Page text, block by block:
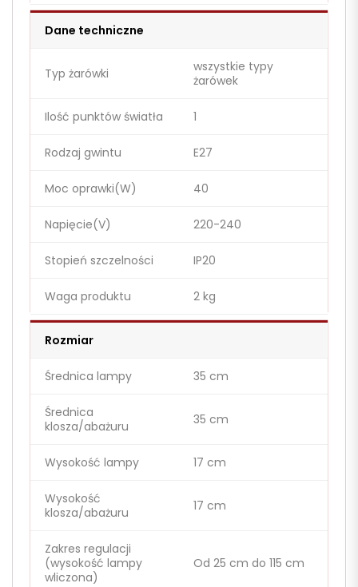
Dane techniczne
Typ żarówki
wszystkie typy
żarówek
Ilość punktów światła 1
Rodzaj gwintu E27
Moc oprawki(W) 40
Napięcie(V) 220-240
Stopień szczelności IP20
Waga produktu 2 kg
Rozmiar
Średnica lampy 35 cm
Średnica
klosza/abażuru
35 cm
Wysokość lampy 17 cm
Wysokość
klosza/abażuru
17 cm
Zakres regulacji
(wysokość lampy
wliczona)
Od 25 cm do 115 cm